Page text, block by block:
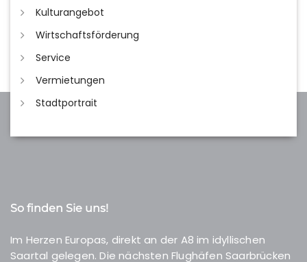
Kulturangebot
Wirtschaftsförderung
Service
Vermietungen
Stadtportrait
So finden Sie uns!
Im Herzen Europas, direkt an der A8 im idyllischen
Saartal gelegen. Die nächsten Flughäfen Saarbrücken